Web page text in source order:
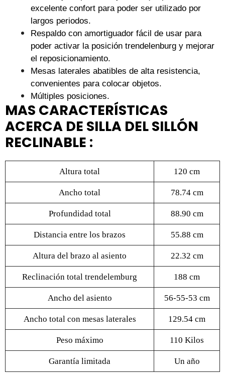
excelente confort para poder ser utilizado por
largos periodos.
Respaldo con amortiguador fácil de usar para
poder activar la posición trendelenburg y mejorar
el reposicionamiento.
Mesas laterales abatibles de alta resistencia,
convenientes para colocar objetos.
Múltiples posiciones.
MAS CARACTERÍSTICAS
ACERCA DE SILLA DEL SILLÓN
RECLINABLE :
Altura total 120 cm
Ancho total 78.74 cm
Profundidad total 88.90 cm
Distancia entre los brazos 55.88 cm
Altura del brazo al asiento 22.32 cm
Reclinación total trendelemburg 188 cm
Ancho del asiento 56-55-53 cm
Ancho total con mesas laterales 129.54 cm
Peso máximo 110 Kilos
Garantía limitada Un año